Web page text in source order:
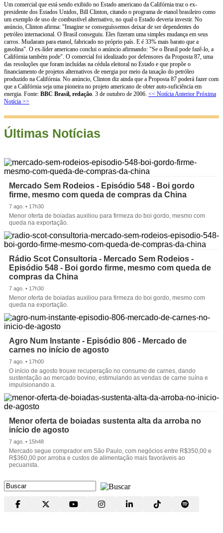
Um comercial que está sendo exibido no Estado americano da Califórnia traz o ex-
presidente dos Estados Unidos, Bill Clinton, citando o programa de etanol brasileiro como
um exemplo de uso de combustível alternativo, no qual o Estado deveria investir. No
anúncio, Clinton afirma: "Imagine se conseguíssemos deixar de ser dependentes do
petróleo internacional. O Brasil conseguiu. Eles fizeram uma simples mudança em seus
carros. Mudaram para etanol, fabricado no próprio país. E é 33% mais barato que a
gasolina". O ex-líder americano conclui o anúncio afirmando: "Se o Brasil pode fazê-lo, a
Califórnia também pode". O comercial foi idealizado por defensores da Proposta 87, uma
das resoluções que foram incluídas na cédula eleitoral no Estado e que propõe o
financiamento de projetos alternativos de energia por meio da taxação do petróleo
produzido na Califórnia. No anúncio, Clinton diz ainda que a Proposta 87 poderá fazer com
que a Califórnia seja uma pioneira no projeto americano de obter auto-suficiência em
energia. Fonte: BBC Brasil, redação. 3 de outubro de 2006. << Notícia Anterior Próxima
Notícia >>
Últimas Notícias
Mercado Sem Rodeios - Episódio 548 - Boi gordo
firme, mesmo com queda de compras da China
7 ago. • 17h30
Menor oferta de boiadas auxiliou para firmeza do boi gordo, mesmo com
queda na exportação.
Rádio Scot Consultoria - Mercado Sem Rodeios -
Episódio 548 - Boi gordo firme, mesmo com queda de
compras da China
7 ago. • 17h30
Menor oferta de boiadas auxiliou para firmeza do boi gordo, mesmo com
queda na exportação.
Agro Num Instante - Episódio 806 - Mercado de
carnes no início de agosto
7 ago. • 17h00
O início de agosto trouxe recuperação no consumo de carnes, dando
sustentação ao mercado bovino, estimulando as vendas de carne suína e
impulsionando a.
Menor oferta de boiadas sustenta alta da arroba no
início de agosto
7 ago. • 15h48
Mercado segue comprador em São Paulo, com negócios entre R$350,00 e
R$360,00 por arroba e custos de alimentação mais favoráveis ao
pecuarista.